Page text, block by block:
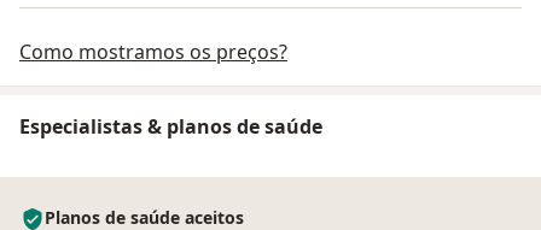
Como mostramos os preços?
Especialistas & planos de saúde
Planos de saúde aceitos